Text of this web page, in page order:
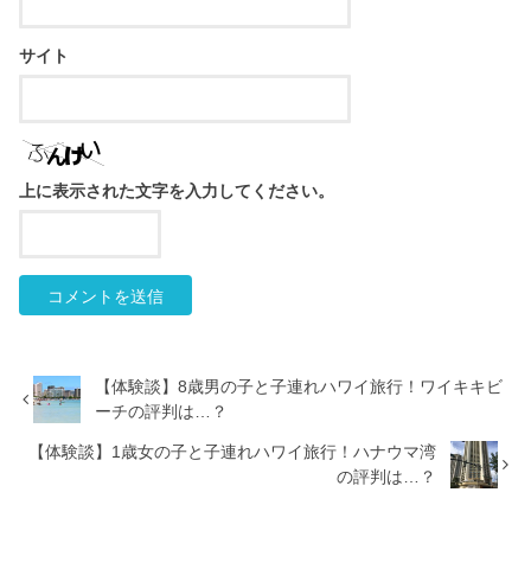
サイト
上に表示された文字を入力してください。
【体験談】8歳男の子と子連れハワイ旅行！ワイキキビ
ーチの評判は…？
【体験談】1歳女の子と子連れハワイ旅行！ハナウマ湾
の評判は…？